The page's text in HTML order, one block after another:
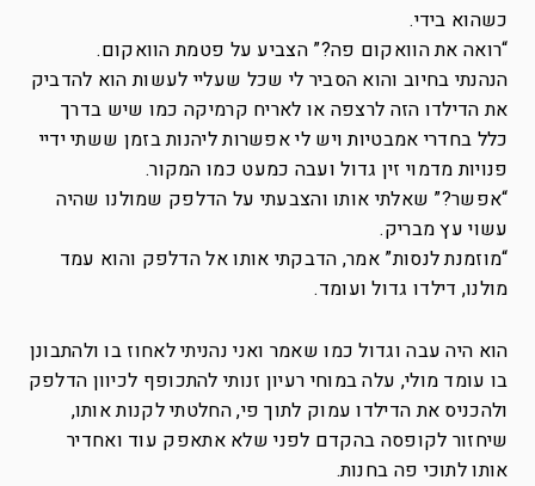
כשהוא בידי.
“רואה את הוואקום פה?” הצביע על פטמת הוואקום.
הנהנתי בחיוב והוא הסביר לי שכל שעליי לעשות הוא להדביק
את הדילדו הזה לרצפה או לאריח קרמיקה כמו שיש בדרך
כלל בחדרי אמבטיות ויש לי אפשרות ליהנות בזמן ששתי ידיי
פנויות מדמוי זין גדול ועבה כמעט כמו המקור.
“אפשר?” שאלתי אותו והצבעתי על הדלפק שמולנו שהיה
עשוי עץ מבריק.
“מוזמנת לנסות” אמר, הדבקתי אותו אל הדלפק והוא עמד
מולנו, דילדו גדול ועומד.
הוא היה עבה וגדול כמו שאמר ואני נהניתי לאחוז בו ולהתבונן
בו עומד מולי, עלה במוחי רעיון זנותי להתכופף לכיוון הדלפק
ולהכניס את הדילדו עמוק לתוך פי, החלטתי לקנות אותו,
שיחזור לקופסה בהקדם לפני שלא אתאפק עוד ואחדיר
אותו לתוכי פה בחנות.